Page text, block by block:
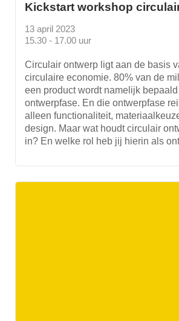
Kickstart workshop
13 april 2023
15.30 - 17.00 uur
Circulair ontwerp ligt aan de basis
circulaire economie. 80% van de
een product wordt namelijk
ontwerpfase. En die ontwerpfase
alleen functionaliteit,
design. Maar wat houdt circulair
in? En welke rol heb jij hierin als